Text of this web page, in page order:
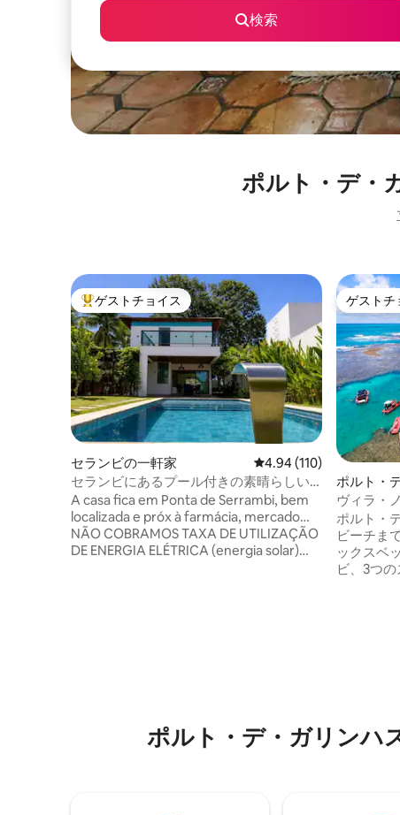
検索
ポルト・デ・
大好評のゲストチョイスです。
ゲストチョイス
セランビの一軒家 レビュー110件、5つ星
4.94 (110)
セランビにあるプール付きの素晴らしい
家
A casa fica em Ponta de Serrambi, bem
localizada e próx à farmácia, mercado…
NÃO COBRAMOS TAXA DE UTILIZAÇÃO
DE ENERGIA ELÉTRICA (energia solar)
ゲストチ
ゲストチ
ポルト・
離れ
ヴィラ・
で徒歩5分
ポルト・
ビーチま
ックスベ
ビ、3つ
す。1キ
ポルト・デ・ガリンハ